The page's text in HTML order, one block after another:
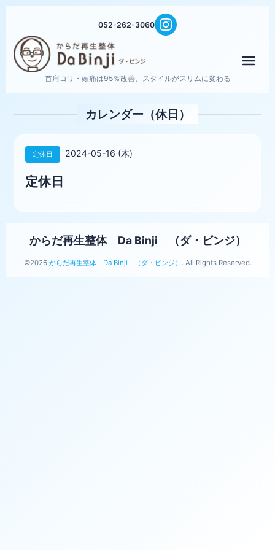
052-262-3060
首肩コリ・頭痛は95％改善、スタイルがスリムに変わる
カレンダー（休日）
定休日 2024-05-16 (木)
定休日
からだ再生整体 Da Binji （ダ・ビンジ）
©2026 からだ再生整体 Da Binji （ダ・ビンジ） . All Rights Reserved.